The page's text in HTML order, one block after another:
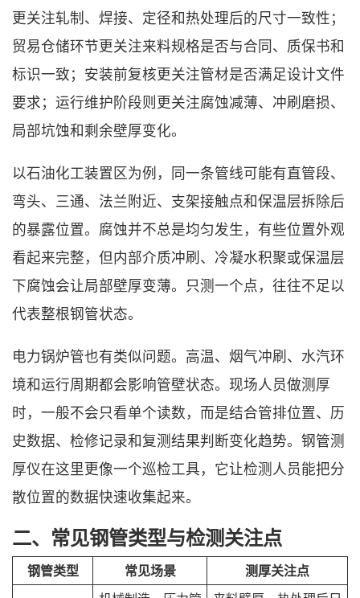
更关注轧制、焊接、定径和热处理后的尺寸一致性；
贸易仓储环节更关注来料规格是否与合同、质保书和
标识一致；安装前复核更关注管材是否满足设计文件
要求；运行维护阶段则更关注腐蚀减薄、冲刷磨损、
局部坑蚀和剩余壁厚变化。
以石油化工装置区为例，同一条管线可能有直管段、
弯头、三通、法兰附近、支架接触点和保温层拆除后
的暴露位置。腐蚀并不总是均匀发生，有些位置外观
看起来完整，但内部介质冲刷、冷凝水积聚或保温层
下腐蚀会让局部壁厚变薄。只测一个点，往往不足以
代表整根钢管状态。
电力锅炉管也有类似问题。高温、烟气冲刷、水汽环
境和运行周期都会影响管壁状态。现场人员做测厚
时，一般不会只看单个读数，而是结合管排位置、历
史数据、检修记录和复测结果判断变化趋势。钢管测
厚仪在这里更像一个巡检工具，它让检测人员能把分
散位置的数据快速收集起来。
二、常见钢管类型与检测关注点
钢管类型 常见场景
测厚关注点